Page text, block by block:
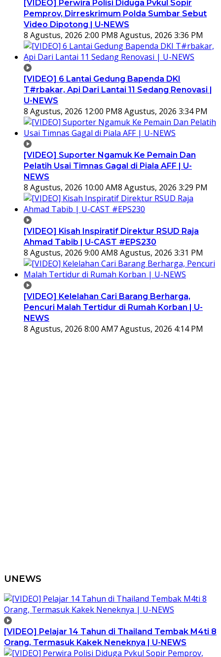
[VIDEO] Perwira Polisi Diduga Pvkul Sopir
Pemprov, Dirreskrimum Polda Sumbar Sebut
Video Dipotong | U-NEWS
8 Agustus, 2026 2:00 PM8 Agustus, 2026 3:36 PM
[VIDEO] 6 Lantai Gedung Bapenda DKI
T#rbakar, Api Dari Lantai 11 Sedang Renovasi |
U-NEWS
8 Agustus, 2026 12:00 PM8 Agustus, 2026 3:34 PM
[VIDEO] Suporter Ngamuk Ke Pemain Dan
Pelatih Usai Timnas Gagal di Piala AFF | U-
NEWS
8 Agustus, 2026 10:00 AM8 Agustus, 2026 3:29 PM
[VIDEO] Kisah Inspiratif Direktur RSUD Raja
Ahmad Tabib | U-CAST #EPS230
8 Agustus, 2026 9:00 AM8 Agustus, 2026 3:31 PM
[VIDEO] Kelelahan Cari Barang Berharga,
Pencuri Malah Tertidur di Rumah Korban | U-
NEWS
8 Agustus, 2026 8:00 AM7 Agustus, 2026 4:14 PM
UNEWS
[VIDEO] Pelajar 14 Tahun di Thailand Tembak M4ti 8
Orang, Termasuk Kakek Neneknya | U-NEWS